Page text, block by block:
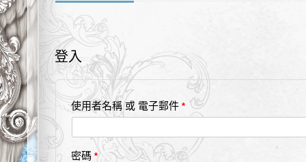
登入
使用者名稱 或 電子郵件*
密碼*